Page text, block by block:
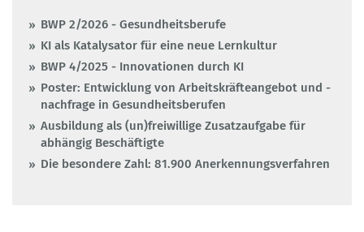
BWP 2/2026 - Gesundheitsberufe
KI als Katalysator für eine neue Lernkultur
BWP 4/2025 - Innovationen durch KI
Poster: Entwicklung von Arbeitskräfteangebot und -
nachfrage in Gesundheitsberufen
Ausbildung als (un)freiwillige Zusatzaufgabe für
abhängig Beschäftigte
Die besondere Zahl: 81.900 Anerkennungsverfahren